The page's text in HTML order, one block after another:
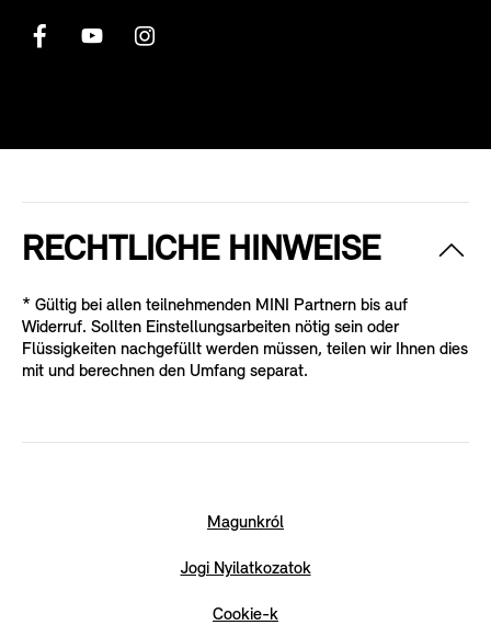
RECHTLICHE HINWEISE
* Gültig bei allen teilnehmenden MINI Partnern bis auf
Widerruf. Sollten Einstellungsarbeiten nötig sein oder
Flüssigkeiten nachgefüllt werden müssen, teilen wir Ihnen dies
mit und berechnen den Umfang separat.
Magunkról
Jogi Nyilatkozatok
Cookie-k